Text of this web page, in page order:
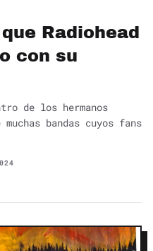
Radiohead
con su
de los hermanos
bandas cuyos fans